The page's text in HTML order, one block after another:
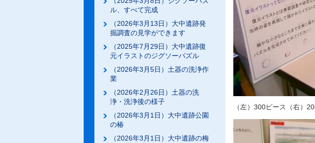
ル、すべて完成
（2026年3月13日）大中遺跡発
掘調査の見学ができます
（2025年7月29日）大中遺跡復
元イラストのジグソーパズル
（2026年3月5日）土器の洗浄作
業
（2026年2月26日）土器の洗
浄・洗浄後の様子
（2026年3月1日）大中遺跡公園
の椿
（2026年3月1日）大中遺跡の梅
（左）300ピース